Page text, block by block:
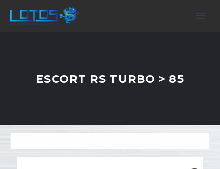
ESCORT RS TURBO > 85